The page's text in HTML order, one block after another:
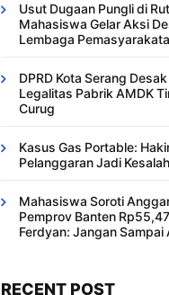
Usut Dugaan Pungli di
Mahasiswa Gelar Aksi
Lembaga
DPRD Kota Serang
Legalitas Pabrik AMDK
Curug
Kasus Gas Portable:
Pelanggaran Jadi
Mahasiswa Soroti
Pemprov Banten
Ferdyan: Jangan Sampai
RECENT POST